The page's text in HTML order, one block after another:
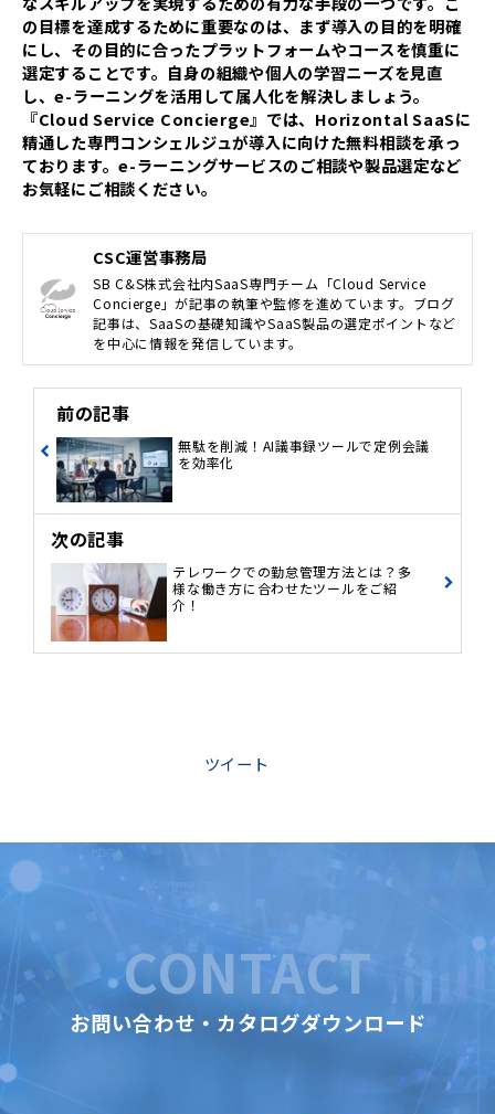
の目標を達成するために重要なのは、まず導入の目的を明確
にし、その目的に合ったプラットフォームやコースを慎重に
選定することです。自身の組織や個人の学習ニーズを見直
し、e-ラーニングを活用して属人化を解決しましょう。
『Cloud Service Concierge』では、Horizontal SaaSに
精通した専門コンシェルジュが導入に向けた無料相談を承っ
ております。e-ラーニングサービスのご相談や製品選定など
お気軽にご相談ください。
CSC運営事務局
SB C&S株式会社内SaaS専門チーム「Cloud Service
Concierge」が記事の執筆や監修を進めています。ブログ
記事は、SaaSの基礎知識やSaaS製品の選定ポイントなど
を中心に情報を発信しています。
前の記事
無駄を削減！AI議事録ツールで定例会議
を効率化
次の記事
テレワークでの勤怠管理方法とは？多
様な働き方に合わせたツールをご紹
介！
ツイート
CONTACT
お問い合わせ・カタログダウンロード